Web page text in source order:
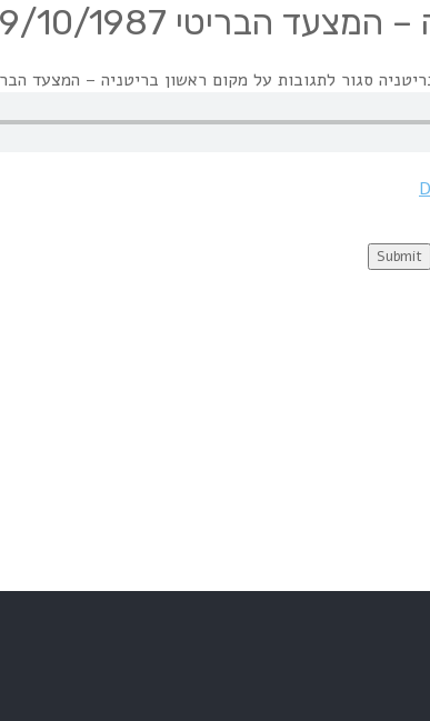
הבריטי 9/10/1987
סגור לתגובות על מקום ראשון בריטניה – המצעד הבריטי 9/10/